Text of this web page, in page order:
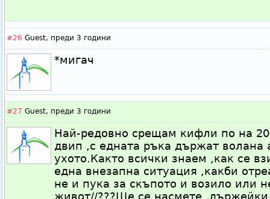
#26 Guest, преди 3 години
*мигач
#27 Guest, преди 3 години
Най-редовно срещам кифли по на
двип ,с едната ръка държат волана
ухото.Както всички знаем ,как се
една внезапна ситуация ,какби
не и пука за скъпото и возило или